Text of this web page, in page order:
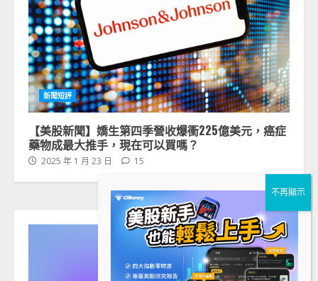
新聞短評
【美股新聞】嬌生第四季營收爆衝225億美元，癌症
藥物成最大推手，現在可以買嗎？
2025 年 1 月 23 日 15